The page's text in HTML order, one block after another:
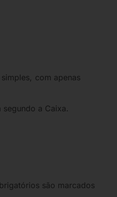
com apenas
a Caixa.
são marcados